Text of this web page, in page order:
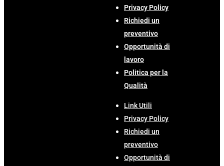
Privacy Policy
Richiedi un
preventivo
Opportunità di
lavoro
Politica per la
Qualità
Link Utili
Privacy Policy
Richiedi un
preventivo
Opportunità di